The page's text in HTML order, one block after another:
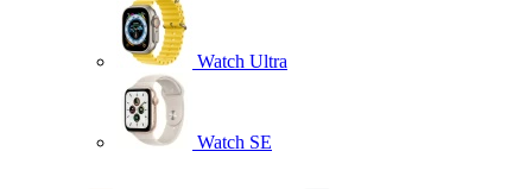
Watch Ultra
Watch SE